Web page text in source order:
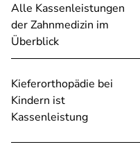
Alle Kassenleistungen
der Zahnmedizin im
Überblick
Kieferorthopädie bei
Kindern ist
Kassenleistung